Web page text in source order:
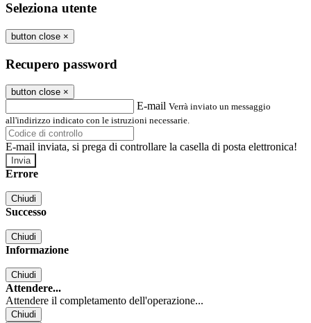
Seleziona utente
button close ×
Recupero password
button close ×
E-mail Verrà inviato un messaggio
all'indirizzo indicato con le istruzioni necessarie.
E-mail inviata, si prega di controllare la casella di posta elettronica!
Errore
Chiudi
Successo
Chiudi
Informazione
Chiudi
Attendere...
Attendere il completamento dell'operazione...
Chiudi